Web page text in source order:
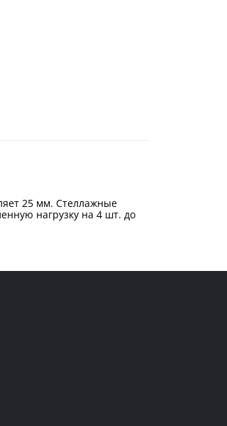
25 мм. Стеллажные
нагрузку на 4 шт. до